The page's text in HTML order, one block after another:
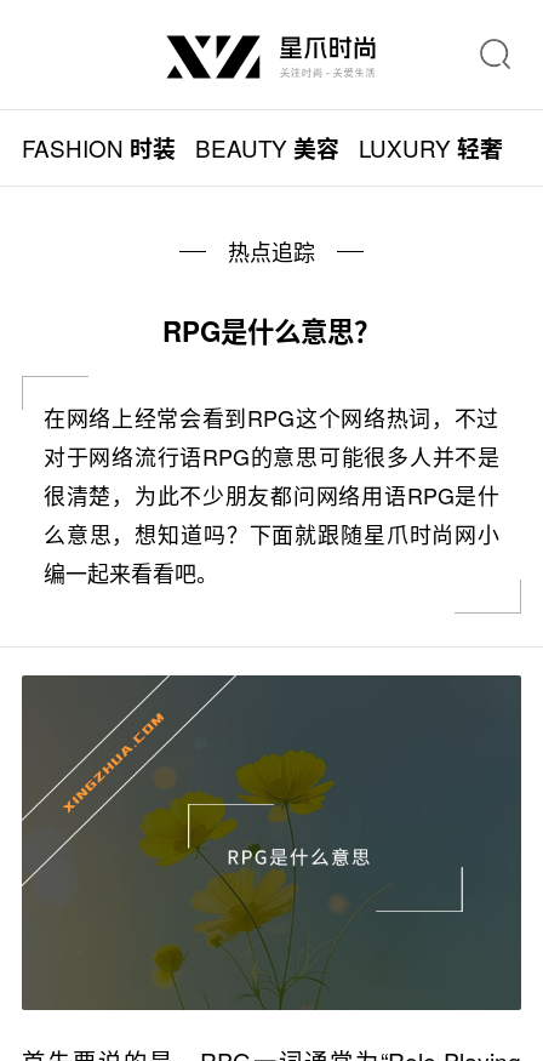
FASHION 时装 BEAUTY美容 LUXURY轻奢
热点追踪
RPG是什么意思？
在网络上经常会看到RPG这个网络热词，不过
对于网络流行语RPG的意思可能很多人并不是
很清楚，为此不少朋友都问网络用语RPG是什
么意思，想知道吗？下面就跟随星爪时尚网小
编一起来看看吧。